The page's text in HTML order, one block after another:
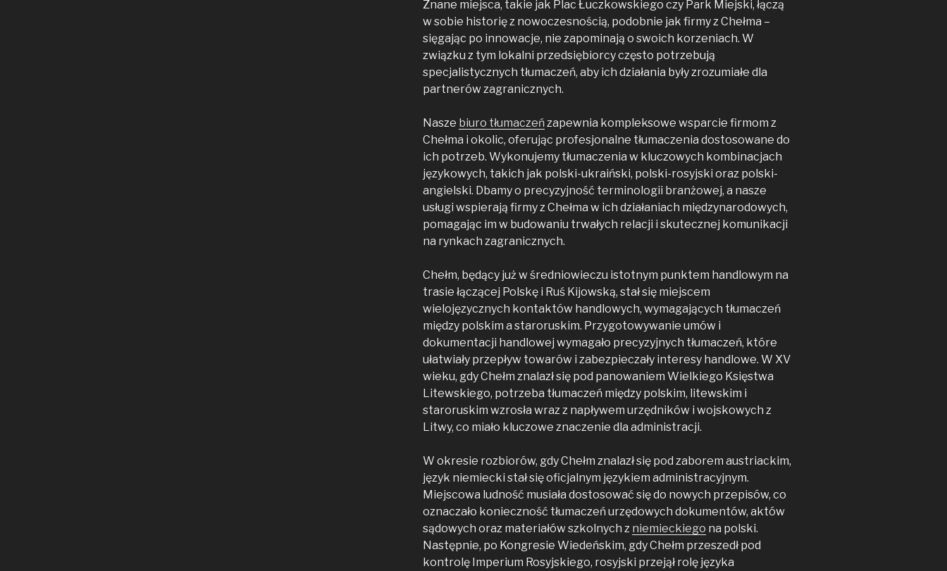
Znane miejsca, takie jak Plac Łuczkowskiego czy Park Miejski, łączą
w sobie historię z nowoczesnością, podobnie jak firmy z Chełma –
sięgając po innowacje, nie zapominają o swoich korzeniach. W
związku z tym lokalni przedsiębiorcy często potrzebują
specjalistycznych tłumaczeń, aby ich działania były zrozumiałe dla
partnerów zagranicznych.
Nasze biuro tłumaczeńzapewnia kompleksowe wsparcie firmom z
Chełma i okolic, oferując profesjonalne tłumaczenia dostosowane do
ich potrzeb. Wykonujemy tłumaczenia w kluczowych kombinacjach
językowych, takich jak polski-ukraiński, polski-rosyjski oraz polski-
angielski. Dbamy o precyzyjność terminologii branżowej, a nasze
usługi wspierają firmy z Chełma w ich działaniach międzynarodowych,
pomagając im w budowaniu trwałych relacji i skutecznej komunikacji
na rynkach zagranicznych.
Chełm, będący już w średniowieczu istotnym punktem handlowym na
trasie łączącej Polskę i Ruś Kijowską, stał się miejscem
wielojęzycznych kontaktów handlowych, wymagających tłumaczeń
między polskim a staroruskim. Przygotowywanie umów i
dokumentacji handlowej wymagało precyzyjnych tłumaczeń, które
ułatwiały przepływ towarów i zabezpieczały interesy handlowe. W XV
wieku, gdy Chełm znalazł się pod panowaniem Wielkiego Księstwa
Litewskiego, potrzeba tłumaczeń między polskim, litewskim i
staroruskim wzrosła wraz z napływem urzędników i wojskowych z
Litwy, co miało kluczowe znaczenie dla administracji.
W okresie rozbiorów, gdy Chełm znalazł się pod zaborem austriackim,
język niemiecki stał się oficjalnym językiem administracyjnym.
Miejscowa ludność musiała dostosować się do nowych przepisów, co
oznaczało konieczność tłumaczeń urzędowych dokumentów, aktów
sądowych oraz materiałów szkolnych z niemieckiego na polski.
Następnie, po Kongresie Wiedeńskim, gdy Chełm przeszedł pod
kontrolę Imperium Rosyjskiego, rosyjski przejął rolę języka